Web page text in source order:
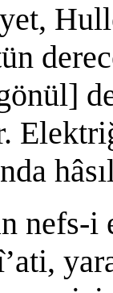
nefs-